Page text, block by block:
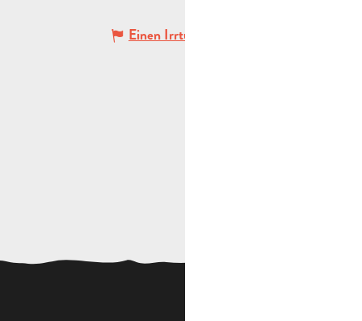
Einen Irrtum angeben